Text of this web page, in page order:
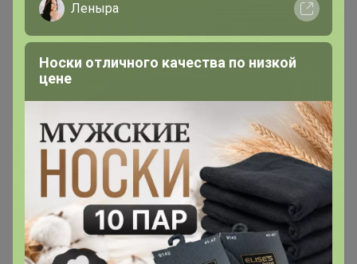
1 845р
Джинсы женские F`FIVE
Леныра
Носки отличного качества по низкой
цене